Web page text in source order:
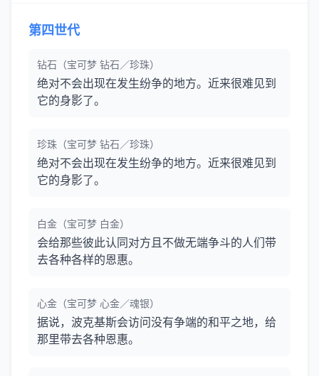
第四世代
钻石（宝可梦 钻石／珍珠）
绝对不会出现在发生纷争的地方。近来很难见到
它的身影了。
珍珠（宝可梦 钻石／珍珠）
绝对不会出现在发生纷争的地方。近来很难见到
它的身影了。
白金（宝可梦 白金）
会给那些彼此认同对方且不做无端争斗的人们带
去各种各样的恩惠。
心金（宝可梦 心金／魂银）
据说，波克基斯会访问没有争端的和平之地，给
那里带去各种恩惠。